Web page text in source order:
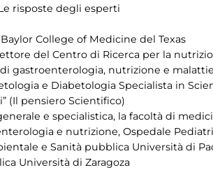
risposte degli esperti
College of Medicine del Texas
del Centro di Ricerca per la
gastroenterologia, nutrizione e
e Diabetologia Specialista in
(Il pensiero Scientifico)
e specialistica, la facoltà di
e nutrizione, Ospedale
e Sanità pubblica Università di
Università di Zaragoza